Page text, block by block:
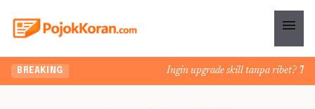
menu
BREAKING Ingin upgrade skill tanpa ribet?